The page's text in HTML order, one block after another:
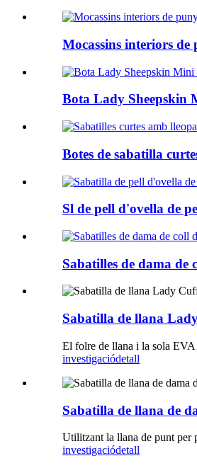
Mocassins interiors de
Bota Lady Sheepskin
Botes de sabatilla
Sl de pell d'ovella de
Sabatilles de dama de
Sabatilla de llana
El folre de llana i la sola EVA
investigaciódetall
Sabatilla de llana de
Utilitzant la llana de punt per
investigaciódetall